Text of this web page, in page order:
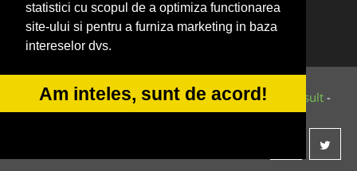
statistici cu scopul de a optimiza functionarea
site-ului si pentru a furniza marketing in baza
intereselor dvs.
Am inteles, sunt de acord!
Servicii-DDD.com
ServiciiAlpinism.ro
© 2014-2026 Powered byVilonMedia&Tokaido Consult -
ANPC SOL